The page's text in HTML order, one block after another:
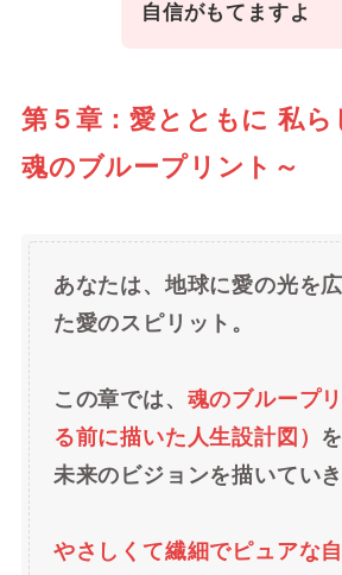
自信がもてますよ
第５章：愛とともに 私ら
魂のブループリント～
あなたは、地球に愛の光を
た愛のスピリット。
この章では、 魂のブループ
る前に描いた人生設計図）
未来のビジョンを描いていき
やさしくて繊細でピュアな